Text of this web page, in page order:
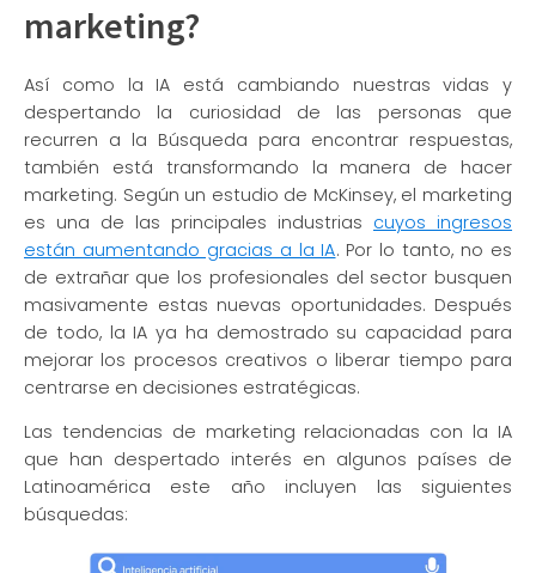
marketing?
Así como la IA está cambiando nuestras vidas y
despertando la curiosidad de las personas que
recurren a la Búsqueda para encontrar respuestas,
también está transformando la manera de hacer
marketing. Según un estudio de McKinsey, el marketing
es una de las principales industrias cuyos ingresos
están aumentando gracias a la IA. Por lo tanto, no es
de extrañar que los profesionales del sector busquen
masivamente estas nuevas oportunidades. Después
de todo, la IA ya ha demostrado su capacidad para
mejorar los procesos creativos o liberar tiempo para
centrarse en decisiones estratégicas.
Las tendencias de marketing relacionadas con la IA
que han despertado interés en algunos países de
Latinoamérica este año incluyen las siguientes
búsquedas: